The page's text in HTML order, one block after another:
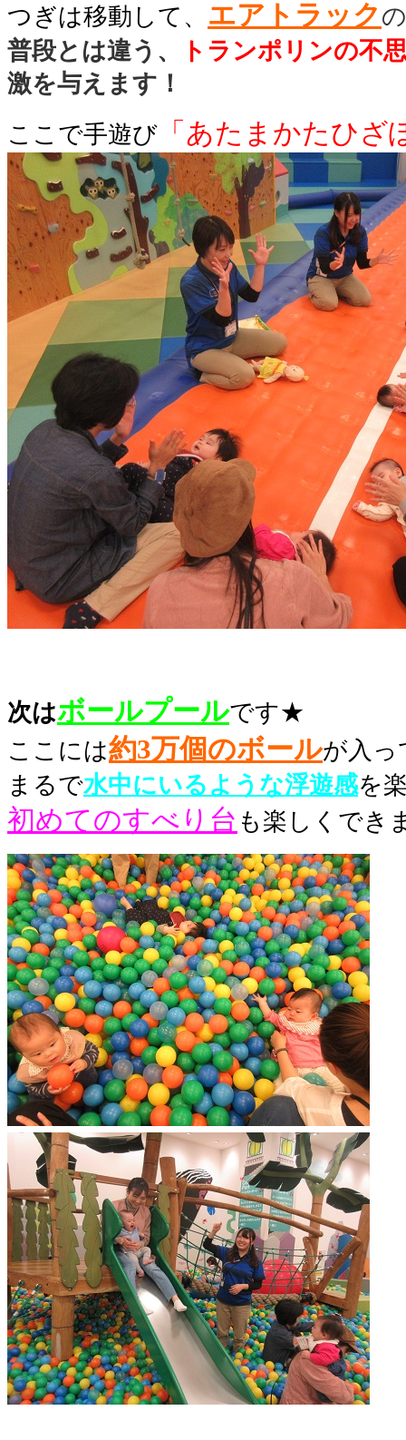
つぎは移動して、 エアトラック
普段とは違う、
トランポリンの不
激を与えます！
ここで手遊び 「あたまかたひざ
次はボールプールです★
ここには約3万個のボールが入っ
まるで水中にいるような浮遊感を
初めてのすべり台 も楽しくでき